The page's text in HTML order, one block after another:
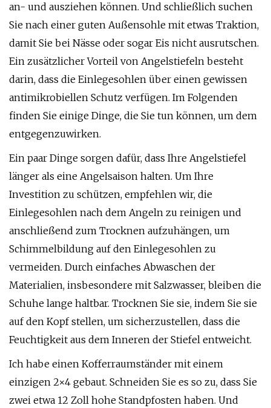
an- und ausziehen können. Und schließlich suchen
Sie nach einer guten Außensohle mit etwas Traktion,
damit Sie bei Nässe oder sogar Eis nicht ausrutschen.
Ein zusätzlicher Vorteil von Angelstiefeln besteht
darin, dass die Einlegesohlen über einen gewissen
antimikrobiellen Schutz verfügen. Im Folgenden
finden Sie einige Dinge, die Sie tun können, um dem
entgegenzuwirken.
Ein paar Dinge sorgen dafür, dass Ihre Angelstiefel
länger als eine Angelsaison halten. Um Ihre
Investition zu schützen, empfehlen wir, die
Einlegesohlen nach dem Angeln zu reinigen und
anschließend zum Trocknen aufzuhängen, um
Schimmelbildung auf den Einlegesohlen zu
vermeiden. Durch einfaches Abwaschen der
Materialien, insbesondere mit Salzwasser, bleiben die
Schuhe lange haltbar. Trocknen Sie sie, indem Sie sie
auf den Kopf stellen, um sicherzustellen, dass die
Feuchtigkeit aus dem Inneren der Stiefel entweicht.
Ich habe einen Kofferraumständer mit einem
einzigen 2×4 gebaut. Schneiden Sie es so zu, dass Sie
zwei etwa 12 Zoll hohe Standpfosten haben. Und